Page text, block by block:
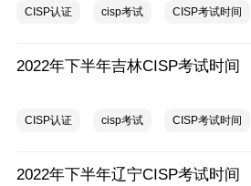
CISP认证 cisp考试 CISP考试时间
2022年下半年吉林CISP考试时间
CISP认证 cisp考试 CISP考试时间
2022年下半年辽宁CISP考试时间